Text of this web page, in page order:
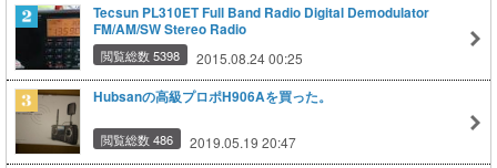
Tecsun PL310ET Full Band Radio Digital Demodulator
FM/AM/SW Stereo Radio
閲覧総数 5398 2015.08.24 00:25
Hubsanの高級プロポH906Aを買った。
閲覧総数 486 2019.05.19 20:47